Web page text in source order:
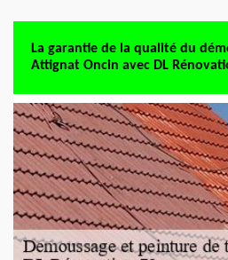
La garantie de la qualité du
Attignat Oncin avec DL